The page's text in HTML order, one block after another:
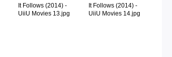
It Follows (2014) -
UiiU Movies 13.jpg
It Follows (2014) -
UiiU Movies 14.jpg